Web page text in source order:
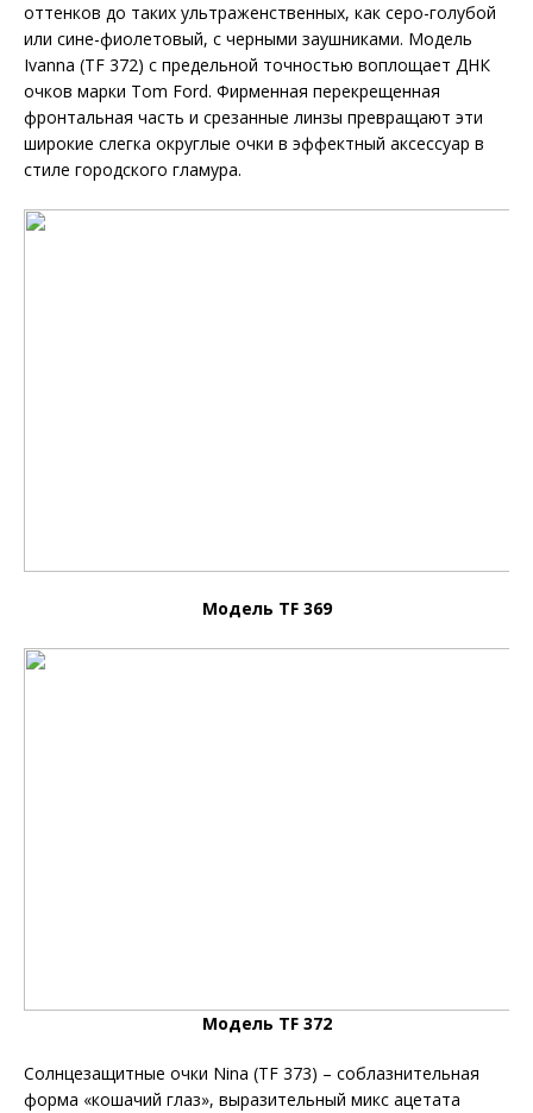
оттенков до таких ультраженственных, как серо-голубой
или сине-фиолетовый, с черными заушниками. Модель
Ivanna (TF 372) с предельной точностью воплощает ДНК
очков марки Tom Ford. Фирменная перекрещенная
фронтальная часть и срезанные линзы превращают эти
широкие слегка округлые очки в эффектный аксессуар в
стиле городского гламура.
Модель TF 369
Модель TF 372
Солнцезащитные очки Nina (TF 373) – соблазнительная
форма «кошачий глаз», выразительный микс ацетата